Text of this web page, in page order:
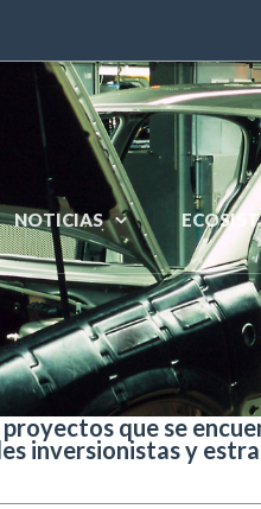
NOTICIAS
que se
inversionistas y